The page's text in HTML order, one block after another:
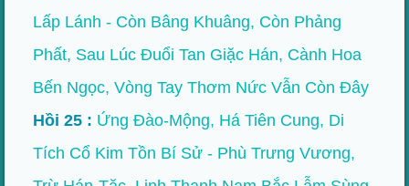
Lấp Lánh - Còn Bâng Khuâng, Còn Phảng
Phất, Sau Lúc Đuổi Tan Giặc Hán, Cành Hoa
Bến Ngọc, Vòng Tay Thơm Nức Vẫn Còn Đây
Hồi 25 : Ứng Đào-Mộng, Há Tiên Cung, Di
Tích Cổ Kim Tồn Bí Sử - Phù Trưng Vương,